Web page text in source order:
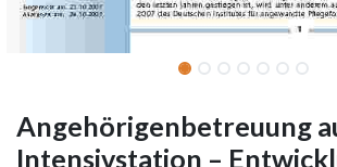
Angehörigenbetreuung
Intensivstation –